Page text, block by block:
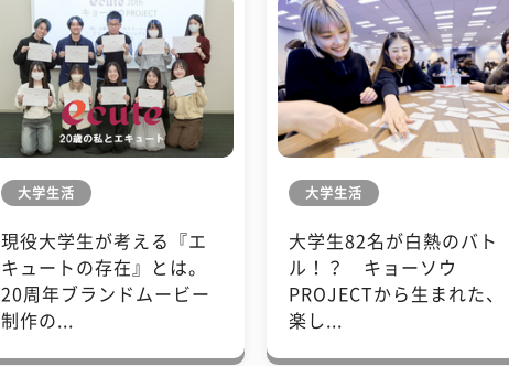
大学生活
現役大学生が考える『エ
キュートの存在』とは。
20周年ブランドムービー
制作の...
大学生活
大学生82名が白熱のバト
ル！？ キョーソウ
PROJECTから生まれた、
楽し...